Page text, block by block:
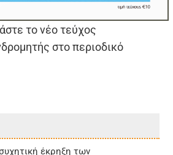
το νέο τεύχος
στο περιοδικό
έκρηξη των